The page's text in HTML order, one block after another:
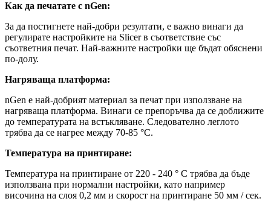
Как да печатате с nGen:
За да постигнете най-добри резултати, е важно винаги да
регулирате настройките на Slicer в съответствие със
съответния печат. Най-важните настройки ще бъдат обяснени
по-долу.
Нагряваща платформа:
nGen е най-добрият материал за печат при използване на
нагряваща платформа. Винаги се препоръчва да се доближите
до температурата на встъкляване. Следователно леглото
трябва да се нагрее между 70-85 °C.
Температура на принтиране:
Температура на принтиране от 220 - 240 ° C трябва да бъде
използвана при нормални настройки, като например
височина на слоя 0,2 мм и скорост на принтиране 50 мм / сек.